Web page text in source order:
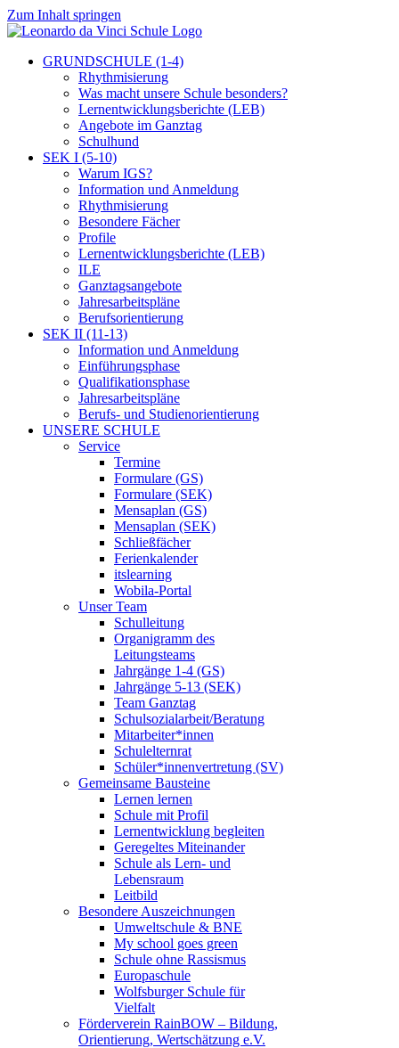
Zum Inhalt springen
GRUNDSCHULE (1-4)
Rhythmisierung
Was macht unsere Schule besonders?
Lernentwicklungsberichte (LEB)
Angebote im Ganztag
Schulhund
SEK I (5-10)
Warum IGS?
Information und Anmeldung
Rhythmisierung
Besondere Fächer
Profile
Lernentwicklungsberichte (LEB)
ILE
Ganztagsangebote
Jahresarbeitspläne
Berufsorientierung
SEK II (11-13)
Information und Anmeldung
Einführungsphase
Qualifikationsphase
Jahresarbeitspläne
Berufs- und Studienorientierung
UNSERE SCHULE
Service
Termine
Formulare (GS)
Formulare (SEK)
Mensaplan (GS)
Mensaplan (SEK)
Schließfächer
Ferienkalender
itslearning
Wobila-Portal
Unser Team
Schulleitung
Organigramm des
Leitungsteams
Jahrgänge 1-4 (GS)
Jahrgänge 5-13 (SEK)
Team Ganztag
Schulsozialarbeit/Beratung
Mitarbeiter*innen
Schulelternrat
Schüler*innenvertretung (SV)
Gemeinsame Bausteine
Lernen lernen
Schule mit Profil
Lernentwicklung begleiten
Geregeltes Miteinander
Schule als Lern- und
Lebensraum
Leitbild
Besondere Auszeichnungen
Umweltschule & BNE
My school goes green
Schule ohne Rassismus
Europaschule
Wolfsburger Schule für
Vielfalt
Förderverein RainBOW – Bildung,
Orientierung, Wertschätzung e.V.